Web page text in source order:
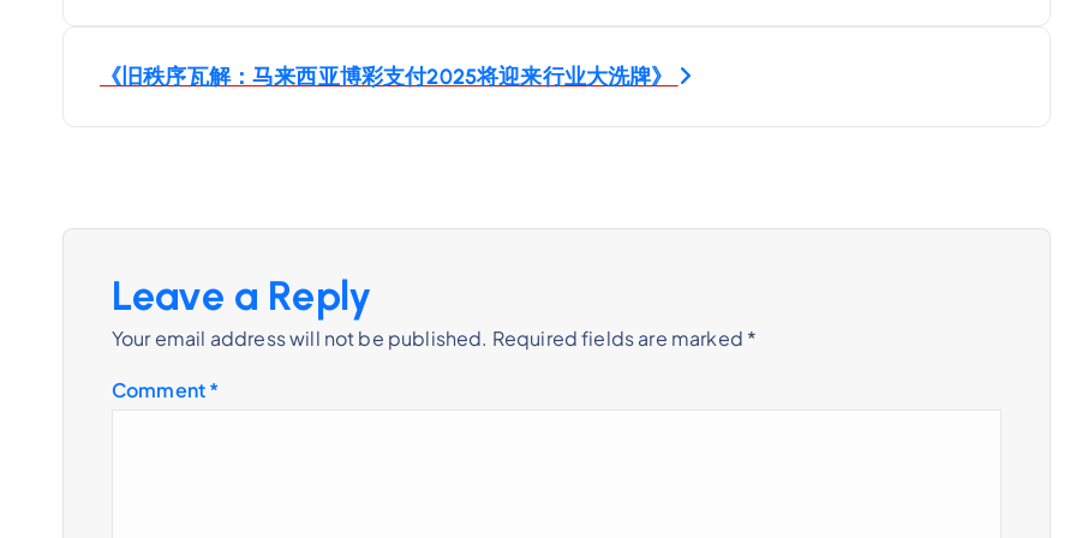
n
《旧秩序瓦解：马来西亚博彩支付2025将迎来行业大洗牌》
Leave a Reply
Your email address will not be published. Required fields are marked *
Comment*